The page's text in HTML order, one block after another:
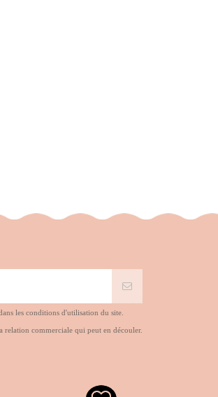
les conditions d'utilisation du site.
relation commerciale qui peut en découler.